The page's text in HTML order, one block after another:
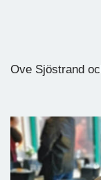
Ove Sjöstrand